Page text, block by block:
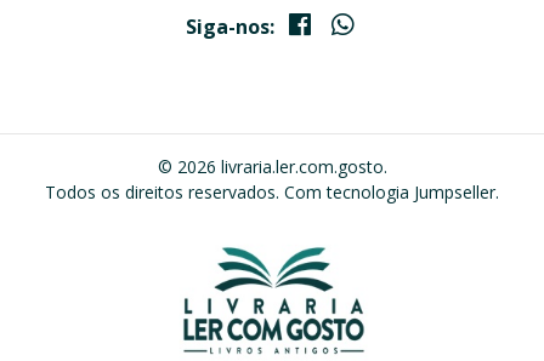
Siga-nos:
© 2026 livraria.ler.com.gosto.
Todos os direitos reservados. Com tecnologia Jumpseller.